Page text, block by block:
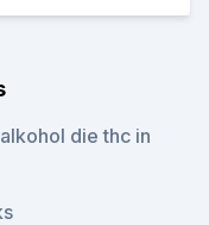
die thc in